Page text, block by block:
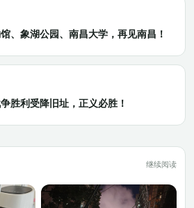
、象湖公园、南昌大学，再见南昌！
胜利受降旧址，正义必胜！
继续阅读